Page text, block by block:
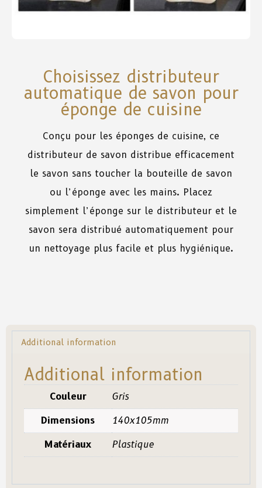
Choisissez distributeur
automatique de savon pour
éponge de cuisine
Conçu pour les éponges de cuisine, ce
distributeur de savon distribue efficacement
le savon sans toucher la bouteille de savon
ou l’éponge avec les mains. Placez
simplement l’éponge sur le distributeur et le
savon sera distribué automatiquement pour
un nettoyage plus facile et plus hygiénique.
Additional information
Additional information
Couleur Gris
Dimensions 140x105mm
Matériaux Plastique